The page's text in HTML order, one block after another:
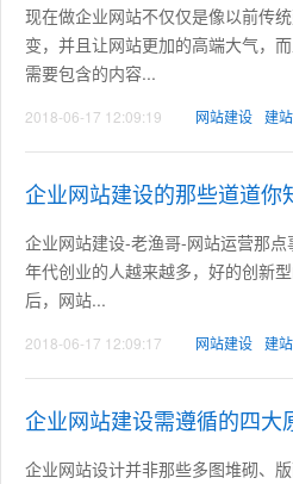
现在做企业网站不仅仅是像以前传
变，并且让网站更加的高端大气，
需要包含的内容...
2018-06-17 12:09:19 网站建设 建站
企业网站建设的那些道道你
企业网站建设-老渔哥-网站运营那点
年代创业的人越来越多，好的创新
后，网站...
2018-06-17 12:09:17 网站建设 建站
企业网站建设需遵循的四大
企业网站设计并非那些多图堆砌、